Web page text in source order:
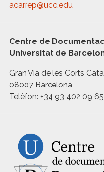
acarrep@uoc.edu
Centre de
Universitat de
Gran Via de les Corts
08007 Barcelona
Telèfon: +34 93 402 09 65